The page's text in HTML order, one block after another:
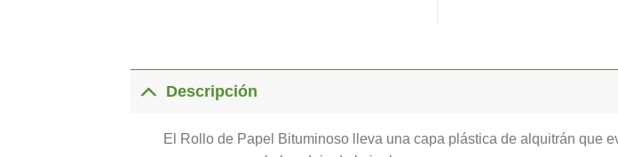
Descripción
El Rollo de Papel Bituminoso lleva una capa plástica de alquitrán que